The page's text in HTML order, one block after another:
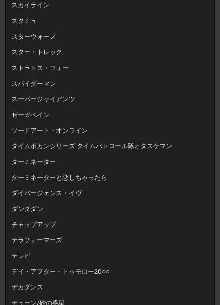
スカイライン
スタミュ
スターウォーズ
スター・トレック
ストラトス・フォー
スパイダーマン
スーパージャイアンツ
ゼーガペイン
ソードアート・オンライン
タイムボカンシリーズ タイムパトロール隊オタスケマン
ターミネーター
ターミネーターと恋しちゃったら
ダイバージェンス・イヴ
ダンダダン
チャップアップ
テラフォーマーズ
テレビ
デイ・アフター・トゥモロー20○○
デカダンス
デューン/砂の惑星